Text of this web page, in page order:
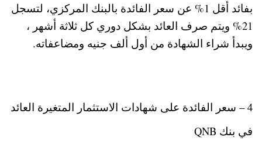
بفائد أقل 1% عن سعر الفائدة بالبنك المركزي، لتسجل
21% ويتم صرف العائد بشكل دوري كل ثلاثة أشهر ،
ويبدأ شراء الشهادة من أول ألف جنيه ومضاعفاته.
4 – سعر الفائدة على شهادات الاستثمار المتغيرة العائد
في بنك QNB